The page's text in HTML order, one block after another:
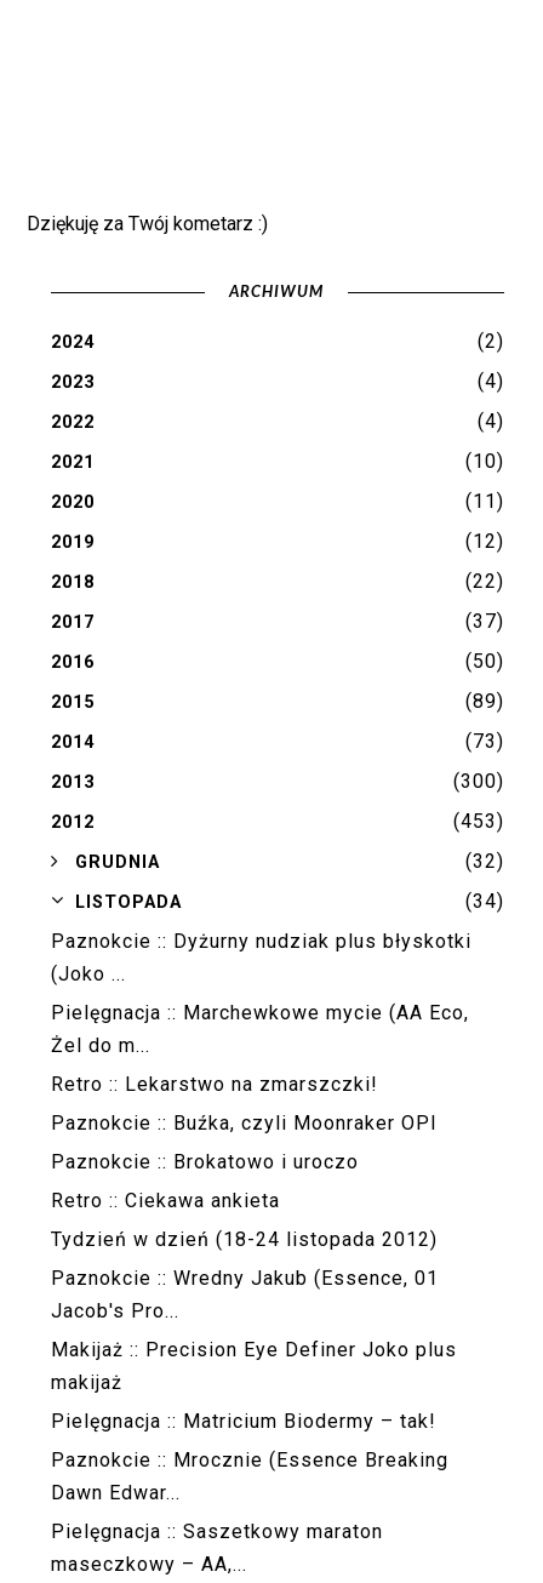
Dziękuję za Twój kometarz :)
ARCHIWUM
2024 (2)
2023 (4)
2022 (4)
2021 (10)
2020 (11)
2019 (12)
2018 (22)
2017 (37)
2016 (50)
2015 (89)
2014 (73)
2013 (300)
2012 (453)
►GRUDNIA (32)
▼LISTOPADA
(34)
Paznokcie :: Dyżurny nudziak plus błyskotki
(Joko ...
Pielęgnacja :: Marchewkowe mycie (AA Eco,
Żel do m...
Retro :: Lekarstwo na zmarszczki!
Paznokcie :: Buźka, czyli Moonraker OPI
Paznokcie :: Brokatowo i uroczo
Retro :: Ciekawa ankieta
Tydzień w dzień (18-24 listopada 2012)
Paznokcie :: Wredny Jakub (Essence, 01
Jacob's Pro...
Makijaż :: Precision Eye Definer Joko plus
makijaż
Pielęgnacja :: Matricium Biodermy – tak!
Paznokcie :: Mrocznie (Essence Breaking
Dawn Edwar...
Pielęgnacja :: Saszetkowy maraton
maseczkowy – AA,...